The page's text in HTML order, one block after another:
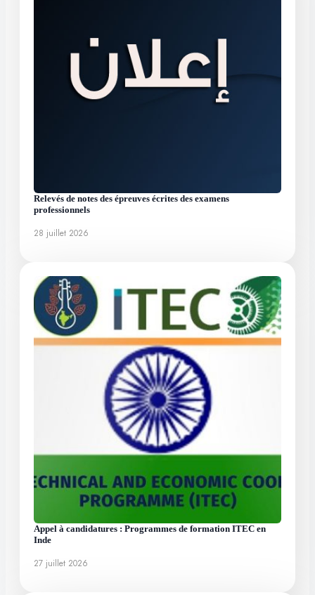
Relevés de notes des épreuves écrites des examens
professionnels
28 juillet 2026
Appel à candidatures : Programmes de formation ITEC en
Inde
27 juillet 2026